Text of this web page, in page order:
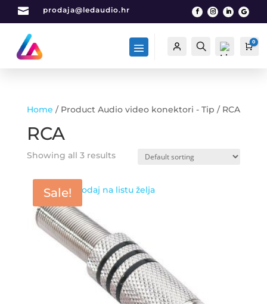
 prodaja@ledaudio.hr
Račun Traži 0
Home / Product Audio video konektori - Tip / RCA
RCA
Showing all 3 results
Sale! Dodaj na listu želja